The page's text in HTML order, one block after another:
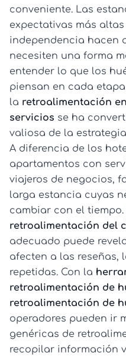
conveniente. Las
expectativas más
independencia hacen
necesiten una forma
entender lo que los
piensan en cada
la retroalimentación
servicios se ha
valiosa de la
A diferencia de los
apartamentos con
viajeros de negocios,
larga estancia cuyas
cambiar con el
retroalimentación del
adecuado puede
afecten a las reseñas,
repetidas. Con la
retroalimentación de
retroalimentación de
operadores pueden ir
genéricas de
recopilar información